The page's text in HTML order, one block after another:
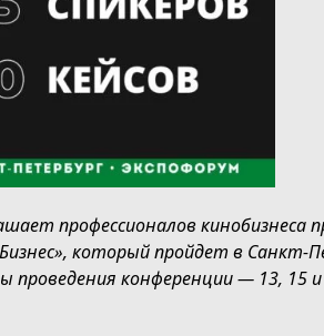
профессионалов кинобизнеса
который пройдет в Санкт-
конференции — 13, 15